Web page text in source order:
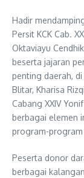
Hadir
Persit KCK Cab.
Oktaviayu
beserta jajaran
penting daerah,
Blitar, Kharisa
Cabang XXIV
berbagai elemen
program-
Peserta donor
berbagai